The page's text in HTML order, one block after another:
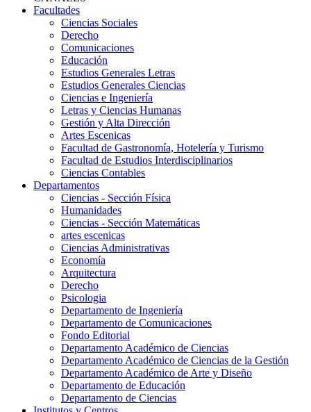
Facultades
Ciencias Sociales
Derecho
Comunicaciones
Educación
Estudios Generales Letras
Estudios Generales Ciencias
Ciencias e Ingeniería
Letras y Ciencias Humanas
Gestión y Alta Dirección
Artes Escenicas
Facultad de Gastronomía, Hotelería y Turismo
Facultad de Estudios Interdisciplinarios
Ciencias Contables
Departamentos
Ciencias - Sección Física
Humanidades
Ciencias - Sección Matemáticas
artes escenicas
Ciencias Administrativas
Economía
Arquitectura
Derecho
Psicologia
Departamento de Ingeniería
Departamento de Comunicaciones
Fondo Editorial
Departamento Académico de Ciencias
Departamento Académico de Ciencias de la Gestión
Departamento Académico de Arte y Diseño
Departamento de Educación
Departamento de Ciencias